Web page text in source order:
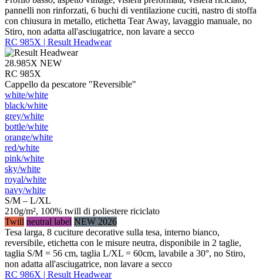
pannelli non rinforzati, 6 buchi di ventilazione cuciti, nastro di stoffa
con chiusura in metallo, etichetta Tear Away, lavaggio manuale, no
Stiro, non adatta all'asciugatrice, non lavare a secco
RC 985X | Result Headwear
28.985X NEW
RC 985X
Cappello da pescatore "Reversible"
white/​white
black/​white
grey/​white
bottle/​white
orange/​white
red/​white
pink/​white
sky/​white
royal/​white
navy/​white
S/M – L/XL
210g/m², 100% twill di poliestere riciclato
Twill neutral label NEW 2026
Tesa larga, 8 cuciture decorative sulla tesa, interno bianco,
reversibile, etichetta con le misure neutra, disponibile in 2 taglie,
taglia S/M = 56 cm, taglia L/XL = 60cm, lavabile a 30°, no Stiro,
non adatta all'asciugatrice, non lavare a secco
RC 986X | Result Headwear